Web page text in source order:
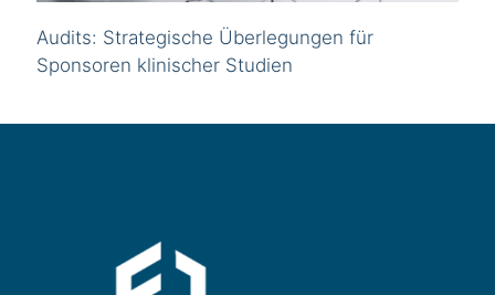
Audits: Strategische Überlegungen für
Sponsoren klinischer Studien